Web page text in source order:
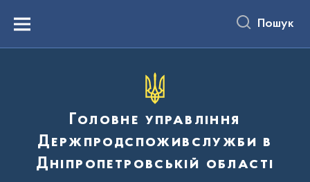
вмістуMenu Пошук
Головне управління
Держпродспоживслужби в
Дніпропетровській області